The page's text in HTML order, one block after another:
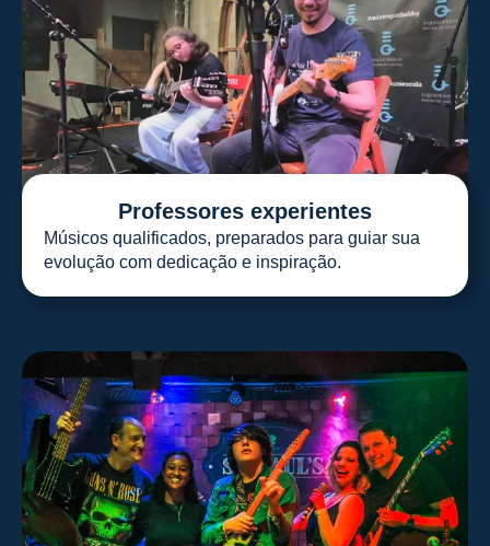
Professores experientes
Músicos qualificados, preparados para guiar sua
evolução com dedicação e inspiração.